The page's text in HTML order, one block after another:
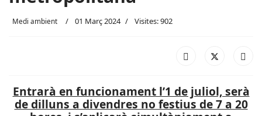
Medi ambient 01 Març 2024 Visites: 902
Entrarà en funcionament l’1 de juliol, serà
de dilluns a divendres no festius de 7 a 20